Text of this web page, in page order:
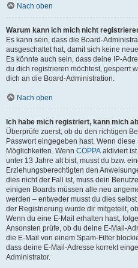
Nach oben
Warum kann ich mich nicht
Es kann sein, dass die Board-
ausgeschaltet hat, damit sich keine
Es könnte auch sein, dass deine IP-
du dich registrieren möchtest, gesperrt
dich an die Board-Administration.
Nach oben
Ich habe mich registriert, kann mich
Überprüfe zuerst, ob du den richtigen
Passwort eingegeben hast. Wenn
Möglichkeiten. Wenn COPPA aktiviert
unter 13 Jahre alt bist, musst du bzw.
Erziehungsberechtigten den
dies nicht der Fall ist, muss dein
einigen Boards müssen alle neu
werden – entweder musst du dies
der Registrierung wurde dir mitgeteilt,
Wenn du eine E-Mail erhalten hast,
Ansonsten prüfe, ob du deine E-Mail-
die E-Mail von einem Spam-Filter
dass deine E-Mail-Adresse korrekt
Administrator.